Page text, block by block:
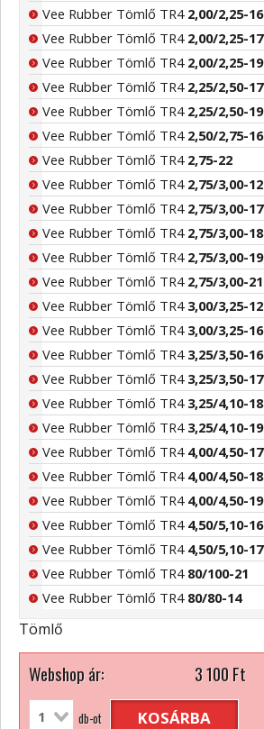
Vee Rubber Tömlő TR4 2,00/2,25-16
Vee Rubber Tömlő TR4 2,00/2,25-17
Vee Rubber Tömlő TR4 2,00/2,25-19
Vee Rubber Tömlő TR4 2,25/2,50-17
Vee Rubber Tömlő TR4 2,25/2,50-19
Vee Rubber Tömlő TR4 2,50/2,75-16
Vee Rubber Tömlő TR4 2,75-22
Vee Rubber Tömlő TR4 2,75/3,00-12
Vee Rubber Tömlő TR4 2,75/3,00-17
Vee Rubber Tömlő TR4 2,75/3,00-18
Vee Rubber Tömlő TR4 2,75/3,00-19
Vee Rubber Tömlő TR4 2,75/3,00-21
Vee Rubber Tömlő TR4 3,00/3,25-12
Vee Rubber Tömlő TR4 3,00/3,25-16
Vee Rubber Tömlő TR4 3,25/3,50-16
Vee Rubber Tömlő TR4 3,25/3,50-17
Vee Rubber Tömlő TR4 3,25/4,10-18
Vee Rubber Tömlő TR4 3,25/4,10-19
Vee Rubber Tömlő TR4 4,00/4,50-17
Vee Rubber Tömlő TR4 4,00/4,50-18
Vee Rubber Tömlő TR4 4,00/4,50-19
Vee Rubber Tömlő TR4 4,50/5,10-16
Vee Rubber Tömlő TR4 4,50/5,10-17
Vee Rubber Tömlő TR4 80/100-21
Vee Rubber Tömlő TR4 80/80-14
Tömlő
Webshop ár: 3 100Ft
db-ot KOSÁRBA